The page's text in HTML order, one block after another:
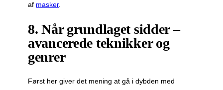
af masker.
8. Når grundlaget sidder –
avancerede teknikker og
genrer
Først her giver det mening at gå i dybden med